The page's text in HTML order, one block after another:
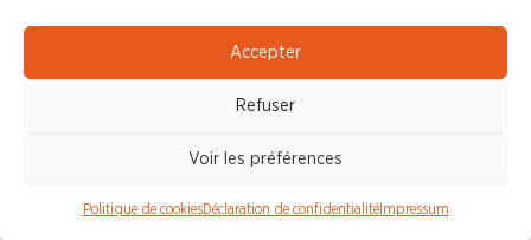
Accepter
Refuser
Voir les préférences
Politique de cookiesDéclaration de confidentialitéImpressum
les aspects économiques et
environnementaux.
: Les stagiaires et
alternants doivent être